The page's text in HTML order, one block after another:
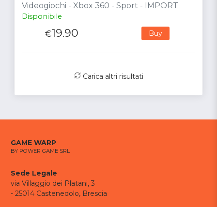
Videogiochi - Xbox 360 - Sport - IMPORT
Disponibile
€19.90 Buy
Carica altri risultati
GAME WARP
BY POWER GAME SRL
Sede Legale
via Villaggio dei Platani, 3
- 25014 Castenedolo, Brescia